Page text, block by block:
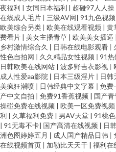
99热无码导航 久久精c 丝袜扣逼套图
韩国伦理片妈妈的朋友 欧美色影院 午
精品一区二区 久久密欧洲 日本www青
不卡在线播放 91情爱社区 99福利在线
线超碰 影音先锋日韩无码 91精品丝袜
大香蕉 AV伊人天堂 深夜免费网站 91
夜福利 | 女同日本福利 | 超碰97人人操
在线成人毛片 | 三级AV网| 91九色视频
欧美综合另类 | 欧美在线观看视频 | 黄
费看片 | 美女主播青草 | 欧美美女插逼 |
乡村激情综合久 | 日韩在线电影观看 |
性色自拍网 | 久久精品女性视频 | 91热
日韩欧美在线网站 | 波多野吉衣影视 |
成人性爱aa影院 | 日本三级淫片 | 日韩
美疯狂潮喷 | 日韩经典中文字幕 | 免费
产中文自拍 | 免费91香蕉视频 | 国产
操碰免费在线视频 | 欧美一区免费视频
利 | 久草福利免费 | 男AV天堂 | 91桃
| 91无毒不卡| 国产高清在线视频 | 日
洲色图婷婷五月 | 成人国产精品日韩 |
在线视频首页 | 加勒比天天干 | 福利在